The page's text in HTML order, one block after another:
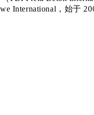
International，始于